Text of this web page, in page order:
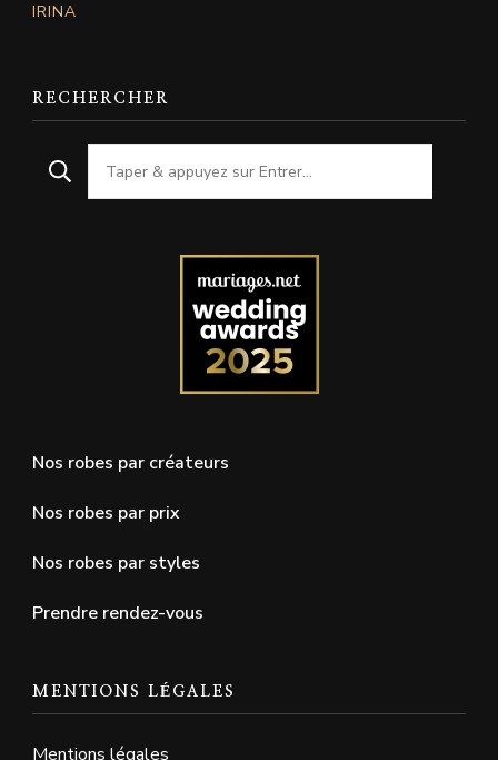
IRINA
RECHERCHER
Nos robes par créateurs
Nos robes par prix
Nos robes par styles
Prendre rendez-vous
MENTIONS LÉGALES
Mentions légales